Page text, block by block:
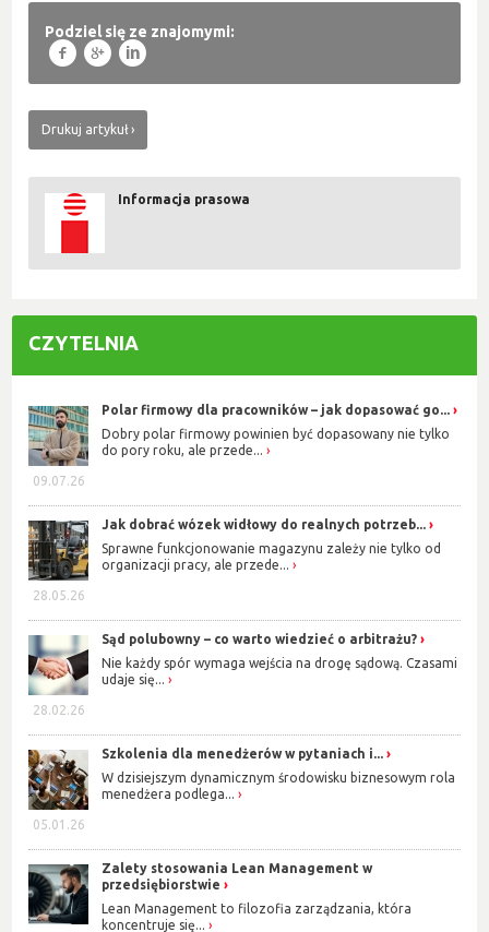
Podziel się ze znajomymi:
f g l
Drukuj artykuł
Informacja prasowa
CZYTELNIA
09.07.26
Polar firmowy dla pracowników – jak dopasować go...
Dobry polar firmowy powinien być dopasowany nie tylko
do pory roku, ale przede...
28.05.26
Jak dobrać wózek widłowy do realnych potrzeb...
Sprawne funkcjonowanie magazynu zależy nie tylko od
organizacji pracy, ale przede...
28.02.26
Sąd polubowny – co warto wiedzieć o arbitrażu?
Nie każdy spór wymaga wejścia na drogę sądową. Czasami
udaje się...
05.01.26
Szkolenia dla menedżerów w pytaniach i...
W dzisiejszym dynamicznym środowisku biznesowym rola
menedżera podlega...
Zalety stosowania Lean Management w
przedsiębiorstwie
Lean Management to filozofia zarządzania, która
koncentruje się...